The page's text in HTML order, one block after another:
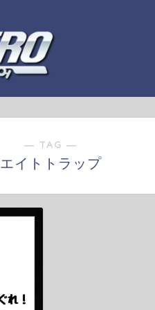
― TAG ―
エイトトラップ